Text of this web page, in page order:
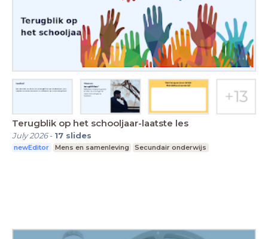
Terugblik op het schooljaar-laatste les
July 2026- 17 slides
newEditor Mens en samenleving Secundair onderwijs